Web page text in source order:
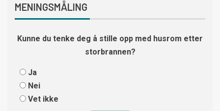
MENINGSMÅLING
Kunne du tenke deg å stille opp med husrom etter
storbrannen?
Ja
Nei
Vet ikke